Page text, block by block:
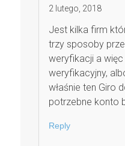
2 lutego, 2018
Jest kilka firm
trzy sposoby
weryfikacji a
weryfikacyjny,
właśnie ten Giro
potrzebne konto
Reply